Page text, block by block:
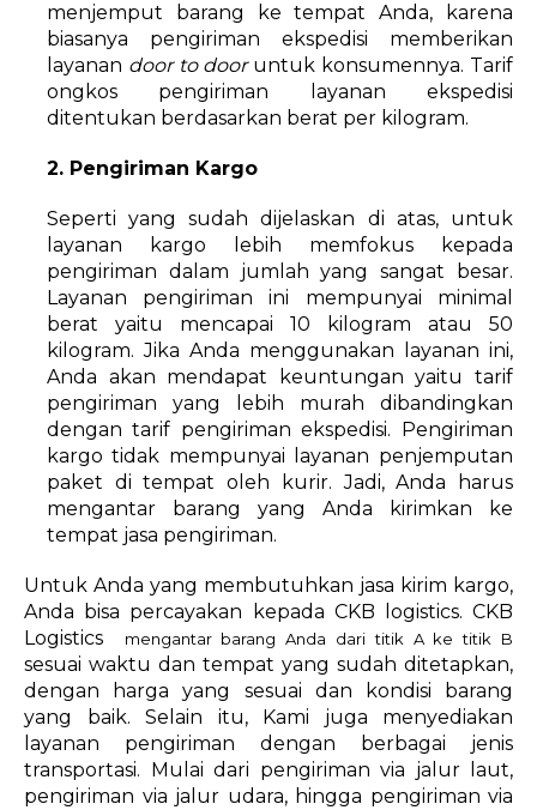
menjemput barang ke tempat Anda, karena
biasanya pengiriman ekspedisi memberikan
layanan door to dooruntuk konsumennya. Tarif
ongkos pengiriman layanan ekspedisi
ditentukan berdasarkan berat per kilogram.
2. Pengiriman Kargo
Seperti yang sudah dijelaskan di atas, untuk
layanan kargo lebih memfokus kepada
pengiriman dalam jumlah yang sangat besar.
Layanan pengiriman ini mempunyai minimal
berat yaitu mencapai 10 kilogram atau 50
kilogram. Jika Anda menggunakan layanan ini,
Anda akan mendapat keuntungan yaitu tarif
pengiriman yang lebih murah dibandingkan
dengan tarif pengiriman ekspedisi. Pengiriman
kargo tidak mempunyai layanan penjemputan
paket di tempat oleh kurir. Jadi, Anda harus
mengantar barang yang Anda kirimkan ke
tempat jasa pengiriman.
Untuk Anda yang membutuhkan jasa kirim kargo,
Anda bisa percayakan kepada CKB logistics. CKB
Logistics
mengantar barang Anda dari titik A ke titik B
sesuai waktu dan tempat yang sudah ditetapkan,
dengan harga yang sesuai dan kondisi barang
yang baik. Selain itu, Kami juga menyediakan
layanan pengiriman dengan berbagai jenis
transportasi. Mulai dari pengiriman via jalur laut,
pengiriman via jalur udara, hingga pengiriman via